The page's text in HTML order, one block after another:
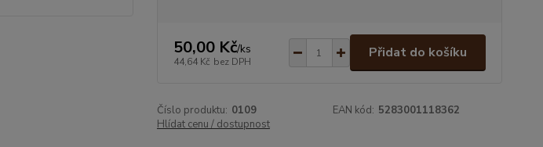
50,00 Kč/ks
44,64 Kč bez DPH
Přidat do košíku
Číslo produktu: 0109 EAN kód: 5283001118362
Hlídat cenu / dostupnost